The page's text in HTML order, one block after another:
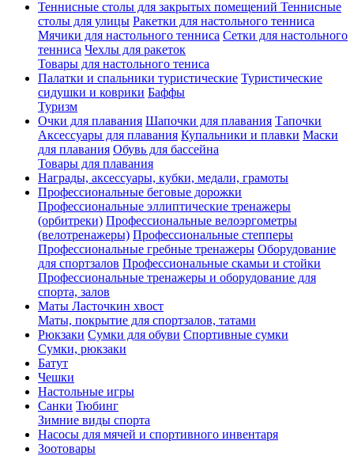
Теннисные столы для закрытых помещений Теннисные
столы для улицы Ракетки для настольного тенниса
Мячики для настольного тенниса Сетки для настольного
тенниса Чехлы для ракеток
Товары для настольного тениса
Палатки и спальники туристические Туристические
сидушки и коврики Баффы
Туризм
Очки для плавания Шапочки для плавания Тапочки
Аксессуары для плавания Купальники и плавки Маски
для плавания Обувь для бассейна
Товары для плавания
Награды, аксессуары, кубки, медали, грамоты
Профессиональные беговые дорожки
Профессиональные эллиптические тренажеры
(орбитреки) Профессиональные велоэргометры
(велотренажеры) Профессиональные cтепперы
Профессиональные гребные тренажеры Оборудование
для спортзалов Профессиональные скамьи и стойки
Профессиональные тренажеры и оборудование для
спорта, залов
Маты Ласточкин хвост
Маты, покрытие для спортзалов, татами
Рюкзаки Сумки для обуви Спортивные сумки
Сумки, рюкзаки
Батут
Чешки
Настольные игры
Санки Тюбинг
Зимние виды спорта
Насосы для мячей и спортивного инвентаря
Зоотовары